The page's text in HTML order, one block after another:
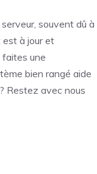
souvent dû à
est à jour et
une
bien rangé aide
Restez avec nous